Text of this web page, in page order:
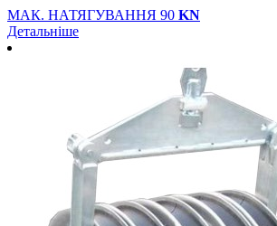
МАК. НАТЯГУВАННЯ 90 KN
Детальніше